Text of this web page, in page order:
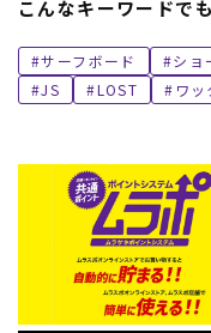
こんなキーワードで
サーフボード ショ
JS
LOST ワッ